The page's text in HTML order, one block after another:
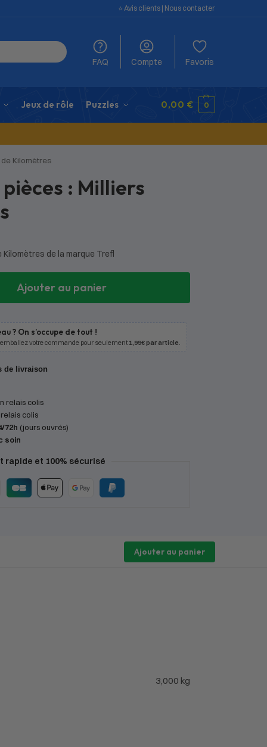
⭐️ Avis clients | Nous contacter
FAQ Compte Favoris
Jeux de rôle Puzzles 0,00 € 0
Kilomètres
: Milliers
de la marque Trefl
Ajouter au panier
? On s’occupe de tout !
votre commande pour seulement 1,99€ par article
de livraison
relais colis
colis
72h (jours ouvrés)
soin
rapide et 100% sécurisé
Ajouter au panier
3,000 kg